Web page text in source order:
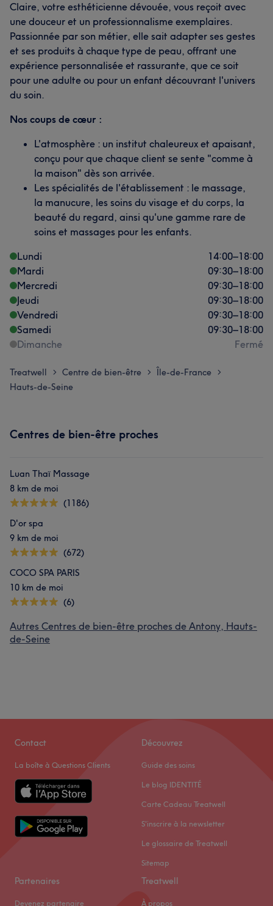
Claire, votre esthéticienne dévouée, vous reçoit avec
une douceur et un professionnalisme exemplaires.
Passionnée par son métier, elle sait adapter ses gestes
et ses produits à chaque type de peau, offrant une
expérience personnalisée et rassurante, que ce soit
pour une adulte ou pour un enfant découvrant l'univers
du soin.
Nos coups de cœur :
L'atmosphère : un institut chaleureux et apaisant,
conçu pour que chaque client se sente "comme à
la maison" dès son arrivée.
Les spécialités de l'établissement : le massage,
la manucure, les soins du visage et du corps, la
beauté du regard, ainsi qu'une gamme rare de
soins et massages pour les enfants.
Lundi
14:00–18:00
Mardi
09:30–18:00
Mercredi
09:30–18:00
Jeudi
09:30–18:00
Vendredi
09:30–18:00
Samedi
09:30–18:00
Dimanche
Fermé
Treatwell > Centre de bien-être > Île-de-France >
Hauts-de-Seine
Centres de bien-être proches
Luan Thaï Massage
8 km de moi
(1186)
D'or spa
9 km de moi
(672)
COCO SPA PARIS
10 km de moi
(6)
Autres Centres de bien-être proches de Antony, Hauts-
de-Seine
Contact
La boîte à Questions Clients
Découvrez
Guide des soins
Le blog IDENTITÉ
Carte Cadeau Treatwell
S'inscrire à la newsletter
Le glossaire de Treatwell
Sitemap
Partenaires
Devenez partenaire
Treatwell
À propos